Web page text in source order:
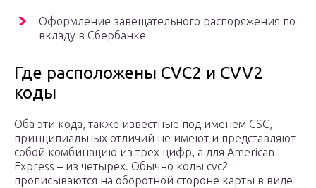
Оформление завещательного распоряжения по
вкладу в Сбербанке
Где расположены CVC2 и CVV2
коды
Оба эти кода, также известные под именем CSC,
принципиальных отличий не имеют и представляют
собой комбинацию из трех цифр, а для American
Express – из четырех. Обычно коды cvc2
прописываются на оборотной стороне карты в виде